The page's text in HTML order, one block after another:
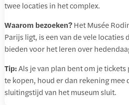
twee locaties in het complex.
Waarom bezoeken?Het Musée
Parijs ligt, is een van de vele
bieden voor het leren over
Tip:Als je van plan bent om je
te kopen, houd er dan rekening mee
sluitingstijd van het museum sluit.